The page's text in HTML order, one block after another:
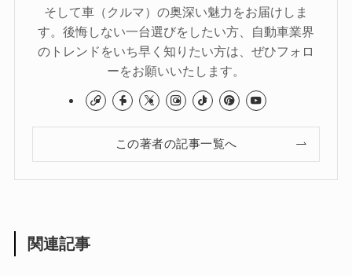
そして車（クルマ）の奥深い魅力をお届けしま
す。後悔しない一台選びをしたい方、自動車業界
のトレンドをいち早く知りたい方は、ぜひフォロ
ーをお願いいたします。
この著者の記事一覧へ
関連記事